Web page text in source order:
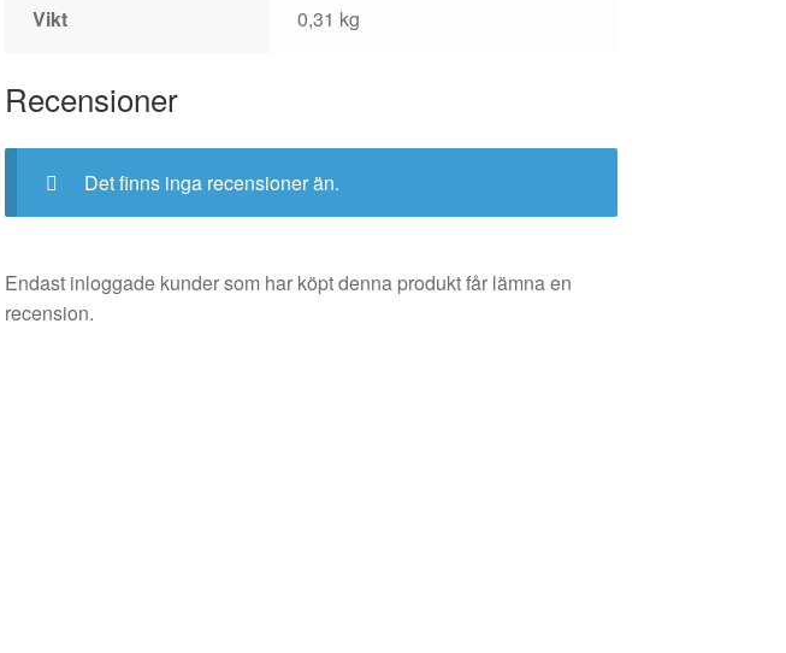
Vikt 0,31 kg
Recensioner
Det finns inga recensioner än.
Endast inloggade kunder som har köpt denna produkt får lämna en
recension.